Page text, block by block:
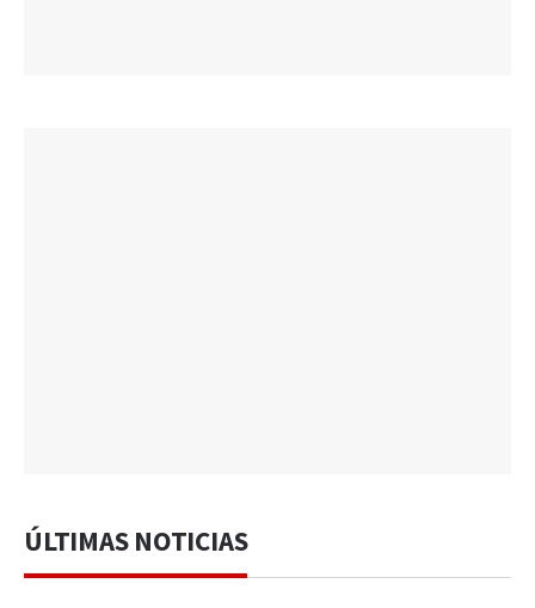
ÚLTIMAS NOTICIAS